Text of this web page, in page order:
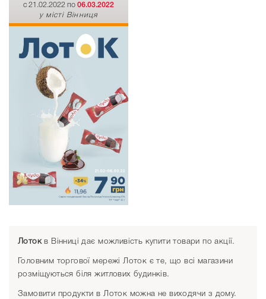
c 21.02.2022 по 06.03.2022
у місті Вінниця
Лотокв Вінниці дає можливість купити товари по акції.
Головним торгової мережі Лоток є те, що всі магазини
розміщуються біля житлових будинків.
Замовити продукти в Лоток можна не виходячи з дому.